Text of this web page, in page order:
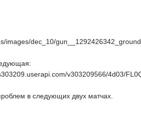
images/dec_10/
v303209566/4d03/
в следующих двух матчах.